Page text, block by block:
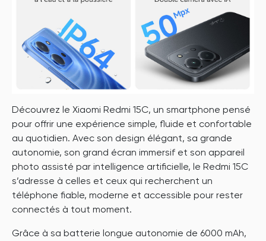
Découvrez le Xiaomi Redmi 15C, un smartphone pensé
pour offrir une expérience simple, fluide et confortable
au quotidien. Avec son design élégant, sa grande
autonomie, son grand écran immersif et son appareil
photo assisté par intelligence artificielle, le Redmi 15C
s’adresse à celles et ceux qui recherchent un
téléphone fiable, moderne et accessible pour rester
connectés à tout moment.
Grâce à sa batterie longue autonomie de 6000 mAh,